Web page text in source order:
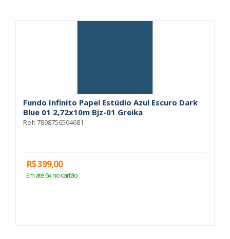
Fundo Infinito Papel Estúdio Azul Escuro Dark
Blue 01 2,72x10m Bjz-01 Greika
Ref: 7898756504681
R$ 399,00
Em até 6x no cartão